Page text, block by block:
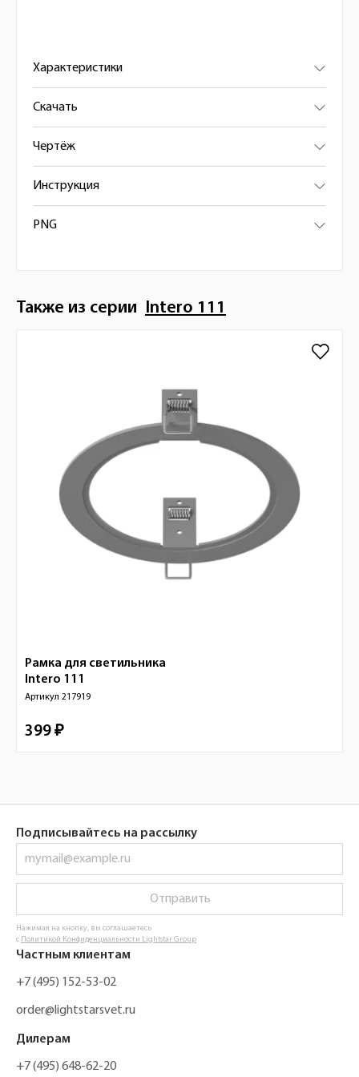
Характеристики
Скачать
Чертёж
Инструкция
PNG
Также из серии Intero 111
Рамка для светильника
Intero 111
Артикул 217919
399 ₽
Подписывайтесь на рассылку
Отправить
Нажимая на кнопку, вы соглашаетесь
с Политикой Конфиденциальности Lightstar Group
Частным клиентам
+7 (495) 152-53-02
order@lightstarsvet.ru
Дилерам
+7 (495) 648-62-20